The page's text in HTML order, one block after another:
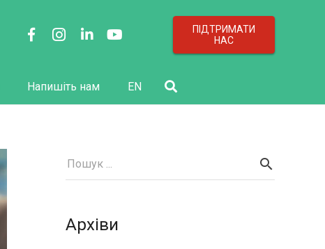
ПІДТРИМАТИ
НАС
Напишіть нам EN
Архіви